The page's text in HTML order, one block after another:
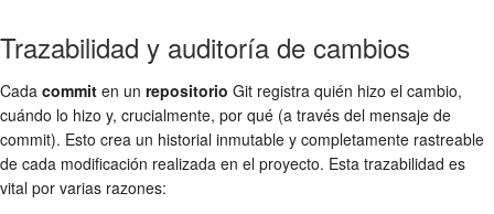
Trazabilidad y auditoría de cambios
Cada commit en un repositorio Git registra quién hizo el cambio,
cuándo lo hizo y, crucialmente, por qué (a través del mensaje de
commit). Esto crea un historial inmutable y completamente rastreable
de cada modificación realizada en el proyecto. Esta trazabilidad es
vital por varias razones: